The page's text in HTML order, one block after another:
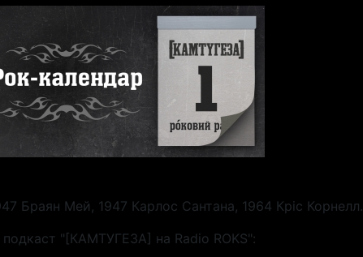
Браян Мей, 1947 Карлос Сантана, 1964 Кріс Корнелл.
подкаст "[КАМТУГЕЗА] на Radio ROKS":